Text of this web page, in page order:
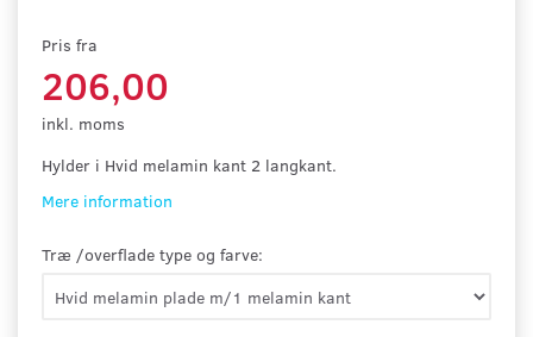
Pris fra
206,00
inkl. moms
Hylder i Hvid melamin kant 2 langkant.
Mere information
Træ /overflade type og farve: